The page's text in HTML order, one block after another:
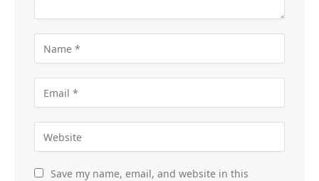
Save my name, email, and website in this